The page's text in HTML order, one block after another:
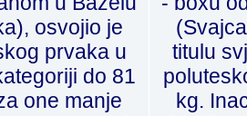
osvojio je
prvaka u
do 81
one manje
titulu
kg.